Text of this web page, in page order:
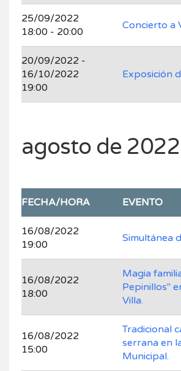
25/09/2022
18:00 - 20:00
Concierto a
20/09/2022 -
16/10/2022
19:00
Exposición
agosto de 2022
FECHA/HORA EVENTO
16/08/2022
19:00
Simultánea
16/08/2022
18:00
Magia
Pepinillos"
Villa.
16/08/2022
15:00
Tradicional
serrana en
Municipal.